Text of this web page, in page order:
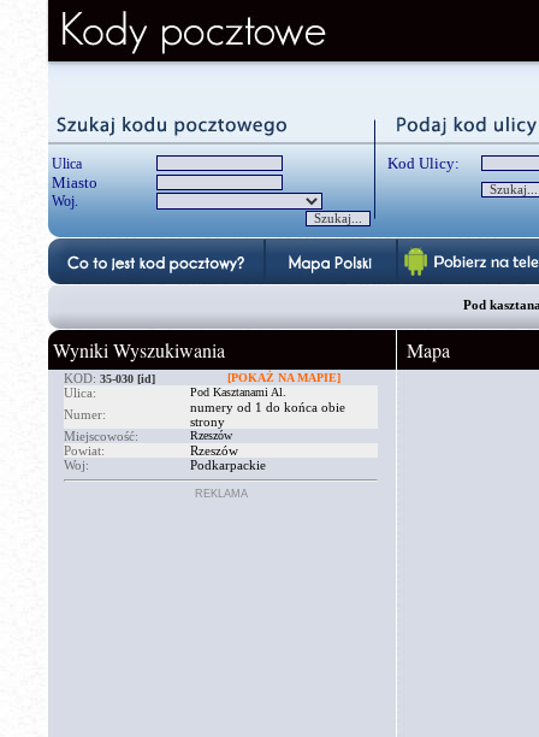
Ulica
Miasto
Woj.
Kod Ulicy:
Pod
Wyniki Wyszukiwania
KOD: 35-030 [id] [POKAŻ NA MAPIE]
Ulica: Pod Kasztanami Al.
Numer:
numery od 1 do końca obie
strony
Miejscowość:
Rzeszów
Powiat:
Rzeszów
Woj:
Podkarpackie
REKLAMA
Mapa